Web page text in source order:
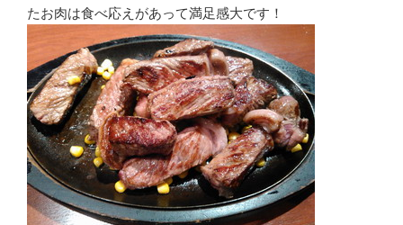
たお肉は食べ応えがあって満足感大です！